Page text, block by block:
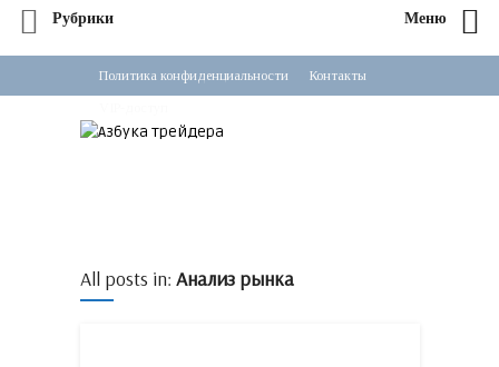
Политика конфиденциальности Контакты
All posts in: Анализ рынка
Рубрики Меню